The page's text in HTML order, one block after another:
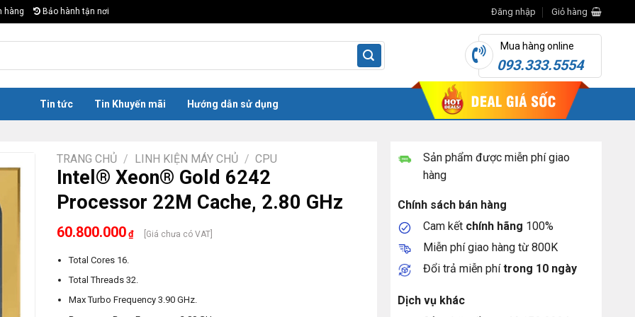
hàng Bảo hành tận nơi Đăng nhập Giỏ hàng
Mua hàng online
093.333.5554
Tin tức Tin Khuyến mãi Hướng dẫn sử dụng
TRANG CHỦ / LINH KIỆN MÁY CHỦ / CPU
Intel® Xeon® Gold 6242
Processor 22M Cache, 2.80 GHz
60.800.000 ₫ [Giá chưa có VAT]
Total Cores 16.
Total Threads 32.
Max Turbo Frequency 3.90 GHz.
Sản phẩm được miễn phí giao
hàng
Chính sách bán hàng
Cam kết chính hãng 100%
Miễn phí giao hàng từ 800K
Đổi trả miễn phítrong 10 ngày
Dịch vụ khác